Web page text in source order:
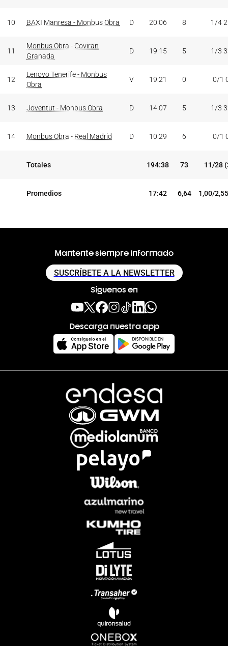
10 BAXI Manresa - Monbus Obra D 20:06 8 1/4
11
Monbus Obra - Coviran
Granada
D 19:15 5 1/3
12
Lenovo Tenerife - Monbus
Obra
V 19:21 0 0/1
13 Joventut - Monbus Obra D 14:07 5 1/3
14 Monbus Obra - Real Madrid D 10:29 6 0/1
Totales 194:38 73 11/28
Promedios 17:42 6,64 1,00/
Mantente siempre informado
SUSCRÍBETE A LA NEWSLETTER
Síguenos en
Descarga nuestra app